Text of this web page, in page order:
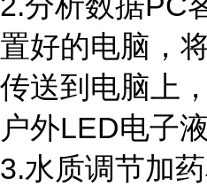
置好的电脑，
传送到电脑上
户外LED电子
3.水质调节加